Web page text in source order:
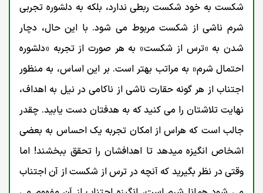
شکست به خود شکست ربطی ندارد، بلکه به دلشوره تجربی
شرم ناشی از شکست مربوط می شود. با این حال، دچار
شدن به «ترس از شکست» به هر صورت از تجربه «دلشوره
احتمال شرم» به مراتب بهتر است. بر این اساس، به منظور
اجتناب از هر گونه حقارت ناشی از ناکامی در نیل به اهداف،
نهایت تلاشتان را می کنید که به هدفتان دست یابید. چقدر
جالب است که هراس از امکان تجربه یک احساس به بعضی
اشخاص انگیزه میدهد تا اهدافشان را تحقق ببخشند! اما
وقتی در نظر بگیرید که آنچه در ترس از شکست از آن اجتناب